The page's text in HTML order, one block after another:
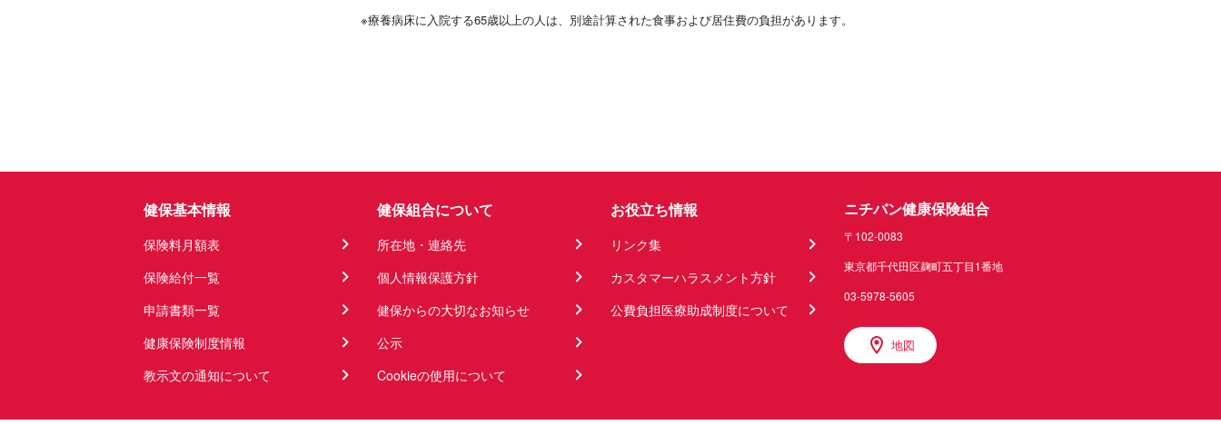
※療養病床に入院する65歳以上の人は、別途計算された食事および居住費の負担があります。
健保基本情報
保険料月額表
保険給付一覧
申請書類一覧
健康保険制度情報
教示文の通知について
健保組合について
所在地・連絡先
個人情報保護方針
健保からの大切なお知らせ
公示
Cookieの使用について
お役立ち情報
リンク集
カスタマーハラスメント方針
公費負担医療助成制度について
ニチバン健康保険組合
〒102-0083
東京都千代田区麹町五丁目1番地
03-5978-5605
地図